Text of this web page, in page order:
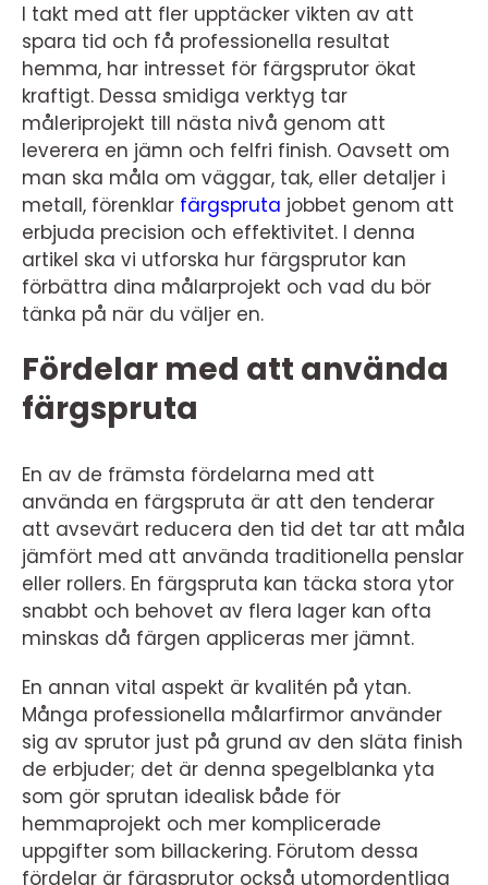
I takt med att fler upptäcker vikten av att
spara tid och få professionella resultat
hemma, har intresset för färgsprutor ökat
kraftigt. Dessa smidiga verktyg tar
måleriprojekt till nästa nivå genom att
leverera en jämn och felfri finish. Oavsett om
man ska måla om väggar, tak, eller detaljer i
metall, förenklar färgspruta jobbet genom att
erbjuda precision och effektivitet. I denna
artikel ska vi utforska hur färgsprutor kan
förbättra dina målarprojekt och vad du bör
tänka på när du väljer en.
Fördelar med att använda
färgspruta
En av de främsta fördelarna med att
använda en färgspruta är att den tenderar
att avsevärt reducera den tid det tar att måla
jämfört med att använda traditionella penslar
eller rollers. En färgspruta kan täcka stora ytor
snabbt och behovet av flera lager kan ofta
minskas då färgen appliceras mer jämnt.
En annan vital aspekt är kvalitén på ytan.
Många professionella målarfirmor använder
sig av sprutor just på grund av den släta finish
de erbjuder; det är denna spegelblanka yta
som gör sprutan idealisk både för
hemmaprojekt och mer komplicerade
uppgifter som billackering. Förutom dessa
fördelar är färgsprutor också utomordentliga